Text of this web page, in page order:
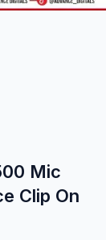
Mic
Clip On